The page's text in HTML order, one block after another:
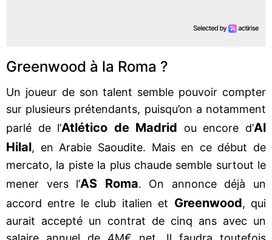
Greenwood à la Roma ?
Un joueur de son talent semble pouvoir compter
sur plusieurs prétendants, puisqu’on a notamment
parlé de l’Atlético de Madrid ou encore d’Al
Hilal, en Arabie Saoudite. Mais en ce début de
mercato, la piste la plus chaude semble surtout le
mener vers l’AS Roma. On annonce déjà un
accord entre le club italien et Greenwood, qui
aurait accepté un contrat de cinq ans avec un